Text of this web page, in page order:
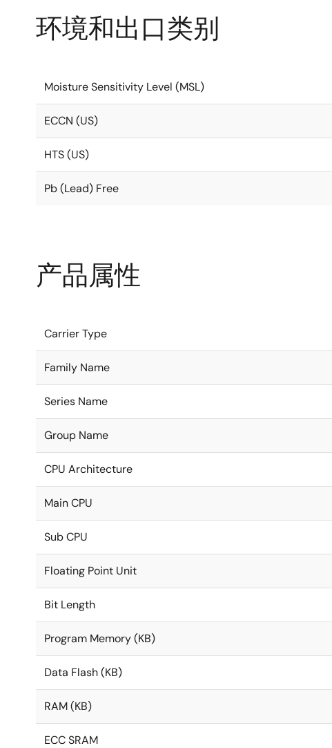
环境和出口类别
Moisture Sensitivity Level (MSL)
ECCN (US)
HTS (US)
Pb (Lead) Free
产品属性
Carrier Type
Family Name
Series Name
Group Name
CPU Architecture
Main CPU
Sub CPU
Floating Point Unit
Bit Length
Program Memory (KB)
Data Flash (KB)
RAM (KB)
ECC SRAM